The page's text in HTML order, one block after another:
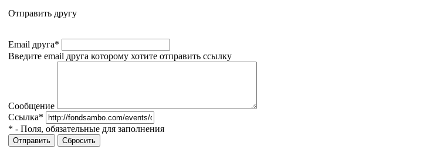
Отправить другу
Email друга*
Введите email друга которому хотите отправить ссылку
Сообщение
Ссылка*
* - Поля, обязательные для заполнения